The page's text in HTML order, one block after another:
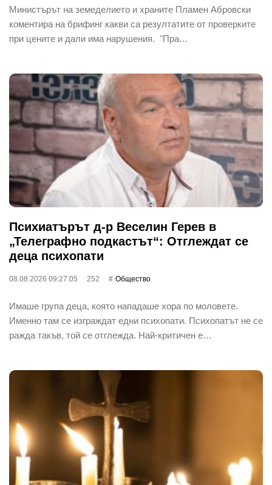
Министърът на земеделието и храните Пламен Абровски
коментира на брифинг какви са резултатите от проверките
при цените и дали има нарушения. "Пра…
Психиатърът д-р Веселин Герев в
„Телеграфно подкастът“: Отглеждат се
деца психопати
08.08.2026 09:27:05 252 Общество
Имаше група деца, която нападаше хора по моловете.
Именно там се изграждат едни психопати. Психопатът не се
ражда такъв, той се отглежда. Най-критичен е…